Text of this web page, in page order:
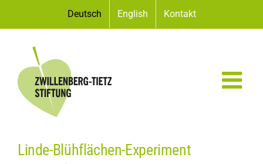
springen
Deutsch English Kontakt
Linde-Blühflächen-Experiment